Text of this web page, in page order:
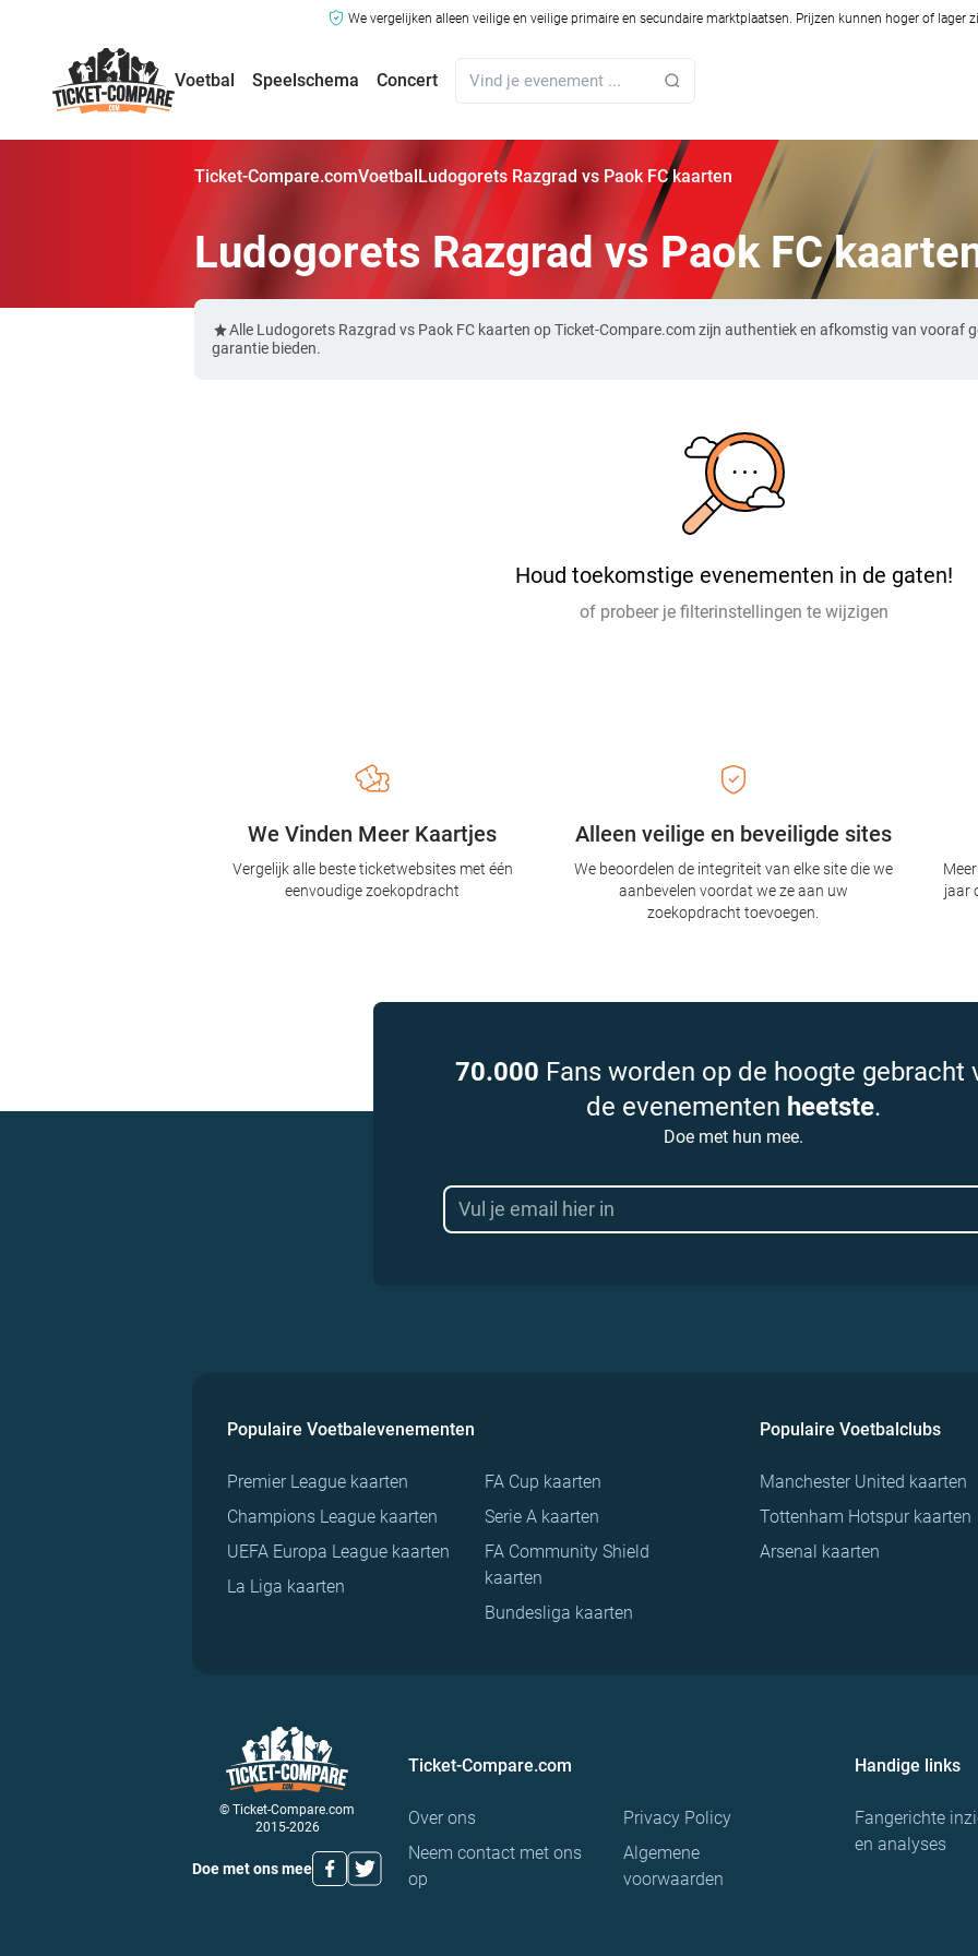
We vergelijken alleen veilige en veilige primaire en secundaire marktplaatsen. Prijzen kunnen hoger of lager
Voetbal Speelschema Concert
Ticket-Compare.comVoetbalLudogorets Razgrad vs Paok FC kaarten
Ludogorets Razgrad vs Paok FC
Alle Ludogorets Razgrad vs Paok FC kaarten op Ticket-Compare.com zijn authentiek en afkomstig van vooraf
garantie bieden.
Houd toekomstige evenementen in de gaten!
of probeer je filterinstellingen te wijzigen
Alleen veilige en beveiligde sites
We beoordelen de integriteit van elke site die we
aanbevelen voordat we ze aan uw
zoekopdracht toevoegen.
We Vinden Meer Kaartjes
Vergelijk alle beste ticketwebsites met één
eenvoudige zoekopdracht
jaar
70.000 Fans worden op de hoogte gebracht
de evenementen heetste.
Doe met hun mee.
Populaire Voetbalevenementen
Premier League kaarten
Champions League kaarten
UEFA Europa League kaarten
La Liga kaarten
FA Cup kaarten
Serie A kaarten
FA Community Shield
kaarten
Bundesliga kaarten
Populaire Voetbalclubs
Manchester United kaarten
Tottenham Hotspur kaarten
Arsenal kaarten
© Ticket-Compare.com
2015-2026
Doe met ons mee
Ticket-Compare.com
Over ons
Neem contact met ons
op
Privacy Policy
Algemene
voorwaarden
Handige links
Fangerichte
en analyses